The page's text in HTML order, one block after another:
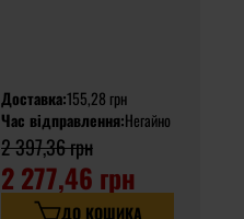
Доставка:155,28 грн
Час відправлення:Негайно
2 397,36 грн
2 277,46 грн
ДО КОШИКА